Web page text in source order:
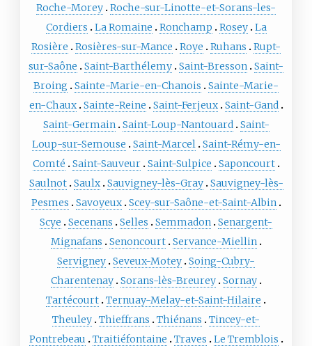
Roche-Morey Roche-sur-Linotte-et-Sorans-les-
Cordiers
La Romaine Ronchamp Rosey La
Rosière
Rosières-sur-Mance Roye Ruhans
Rupt-
sur-Saône
Saint-Barthélemy Saint-Bresson Saint-
Broing
Sainte-Marie-en-Chanois
Sainte-Marie-
en-Chaux Sainte-Reine Saint-Ferjeux Saint-Gand
Saint-Germain Saint-Loup-Nantouard Saint-
Loup-sur-Semouse
Saint-Marcel Saint-Rémy-en-
Comté
Saint-Sauveur Saint-Sulpice
Saponcourt
Saulnot Saulx Sauvigney-lès-Gray Sauvigney-lès-
Pesmes
Savoyeux Scey-sur-Saône-et-Saint-Albin
Scye
Secenans Selles Semmadon Senargent-
Mignafans
Senoncourt Servance-Miellin
Servigney Seveux-Motey Soing-Cubry-
Charentenay Sorans-lès-Breurey Sornay
Tartécourt Ternuay-Melay-et-Saint-Hilaire
Theuley Thieffrans Thiénans
Tincey-et-
Pontrebeau
Traitiéfontaine Traves
Le Tremblois